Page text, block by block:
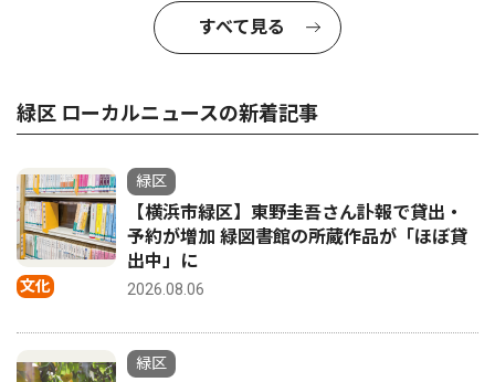
すべて見る
緑区 ローカルニュースの新着記事
文化
緑区
【横浜市緑区】東野圭吾さん訃報で貸出・
予約が増加 緑図書館の所蔵作品が「ほぼ貸
出中」に
2026.08.06
緑区